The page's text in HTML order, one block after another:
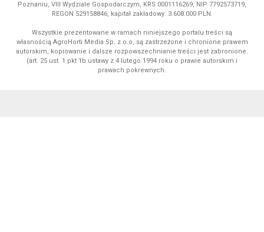
Poznaniu, VIII Wydziale Gospodarczym, KRS 0001116269, NIP 7792573719,
REGON 529158846, kapitał zakładowy: 3.608.000 PLN.
Wszystkie prezentowane w ramach niniejszego portalu treści są
własnością AgroHorti Media Sp. z o.o, są zastrzeżone i chronione prawem
autorskim, kopiowanie i dalsze rozpowszechnianie treści jest zabronione.
(art. 25 ust. 1 pkt 1b ustawy z 4 lutego 1994 roku o prawie autorskim i
prawach pokrewnych.